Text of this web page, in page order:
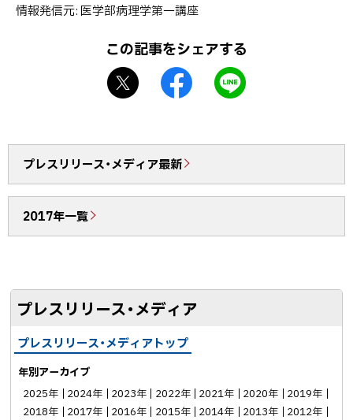
プ
情報発信元 医学部病理学第一講座
この記事をシェアする
o
o
シ
送
る
プレスリリース・メディア最新
2017年一覧
プレスリリース・メディア
プレスリリース・メディアトップ
年別アーカイブ
2025年
2024年 2023年 2022年 2021年 2020年
2019年
2018年
2017年 2016年 2015年 2014年 2013年
2012年